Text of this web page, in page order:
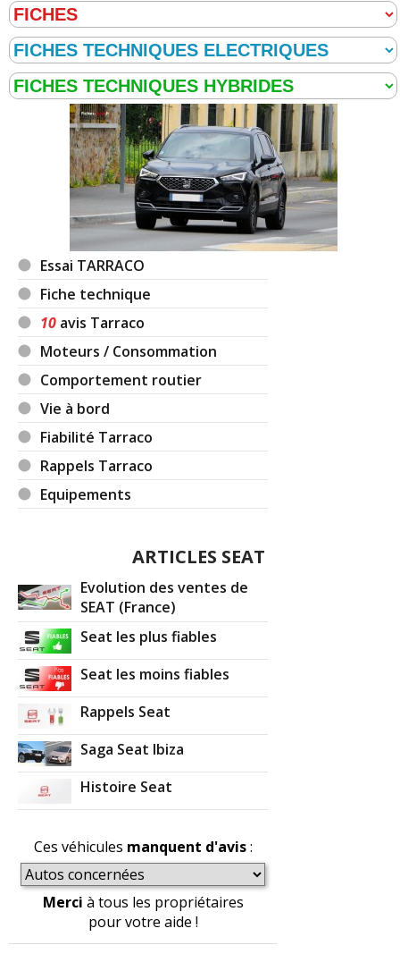
Essai TARRACO
Fiche technique
10 avis Tarraco
Moteurs / Consommation
Comportement routier
Vie à bord
Fiabilité Tarraco
Rappels Tarraco
Equipements
ARTICLES SEAT
Evolution des ventes de
SEAT (France)
Seat les plus fiables
Seat les moins fiables
Rappels Seat
Saga Seat Ibiza
Histoire Seat
Ces véhicules manquent d'avis:
Merci à tous les propriétaires
pour votre aide !